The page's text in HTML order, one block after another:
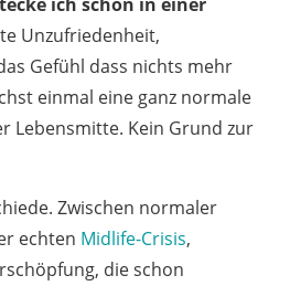
Unzufriedenheit,
Gefühl dass nichts mehr
einmal eine ganz normale
Lebensmitte. Kein Grund zur
Zwischen normaler
echten Midlife-Crisis,
die schon